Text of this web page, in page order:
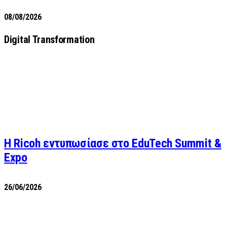
08/08/2026
Digital Transformation
Η Ricoh εντυπωσίασε στο EduTech Summit &
Expo
26/06/2026